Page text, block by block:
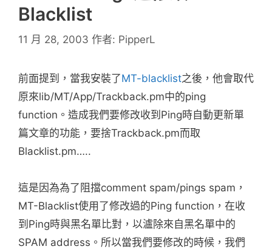
Blacklist
11 月 28, 2003 作者: PipperL
前面提到，當我安裝了MT-blacklist之後，他會取代
原來lib/MT/App/Trackback.pm中的ping
function。造成我們要修改收到Ping時自動更新單
篇文章的功能，要捨Trackback.pm而取
Blacklist.pm…..
這是因為為了阻擋comment spam/pings spam，
MT-Blacklist使用了修改過的Ping function，在收
到Ping時與黑名單比對，以瀘除來自黑名單中的
SPAM address。所以當我們要修改的時候，我們